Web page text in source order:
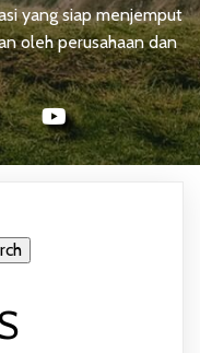
yang siap menjemput
oleh perusahaan dan